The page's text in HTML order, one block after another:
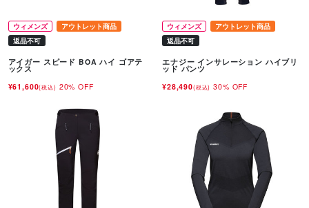
ウィメンズ
アウトレット商品
返品不可
アイガー スピード BOA ハイ ゴアテ
ックス
¥61,600(税込) 20% OFF
ウィメンズ
アウトレット商品
返品不可
エナジー インサレーション ハイブリ
ッド パンツ
¥28,490(税込) 30% OFF